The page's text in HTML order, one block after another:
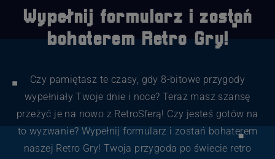
Wypełnij formularz i zostań
bohaterem Retro Gry!
Czy pamiętasz te czasy, gdy 8-bitowe przygody
wypełniały Twoje dnie i noce? Teraz masz szansę
przeżyć je na nowo z RetroSferą! Czy jesteś gotów na
to wyzwanie? Wypełnij formularz i zostań bohaterem
naszej Retro Gry! Twoja przygoda po świecie retro